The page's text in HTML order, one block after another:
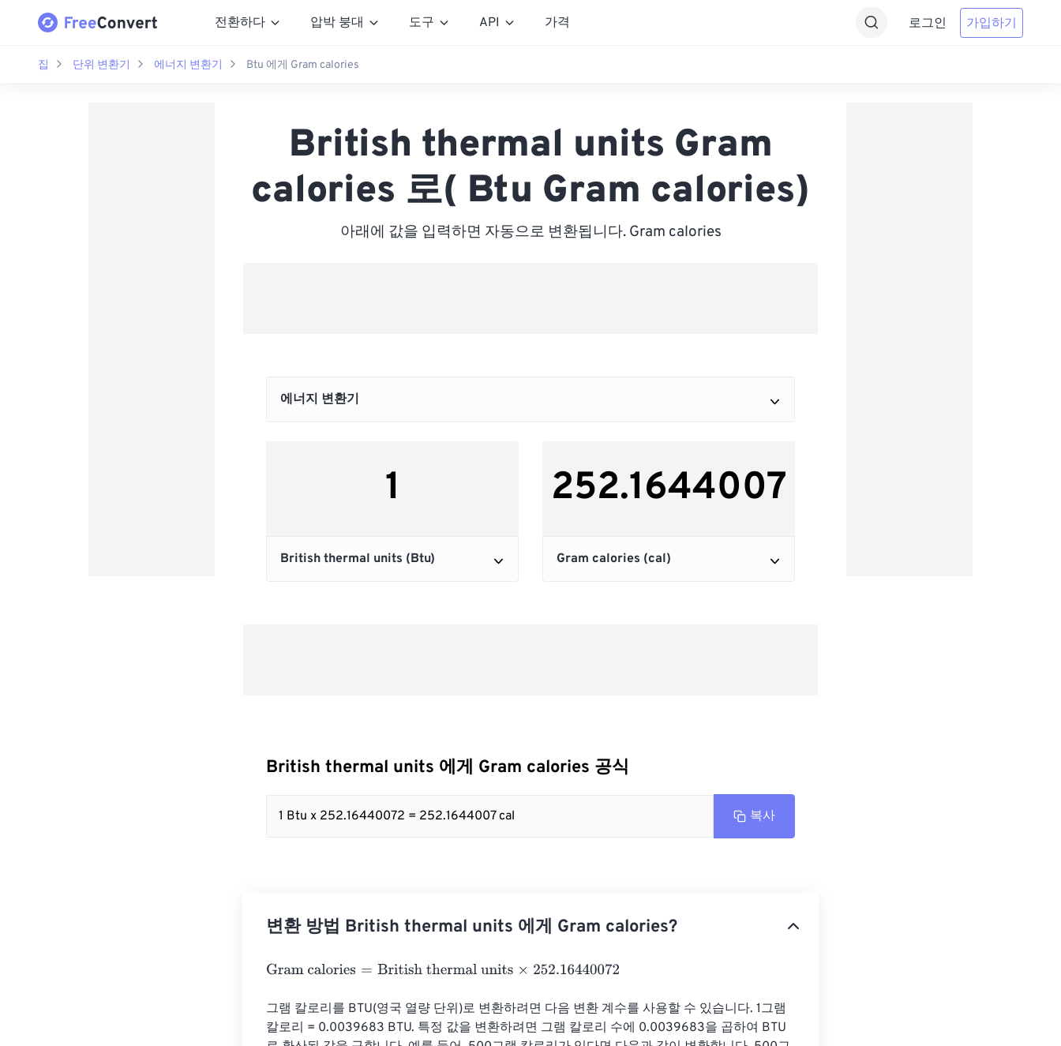
전환하다 압박 붕대 도구 API 가격 로그인 가입하기
집 단위 변환기 에너지 변환기 Btu 에게 Gram calories
British thermal units Gram
calories 로( Btu Gram calories)
아래에 값을 입력하면 자동으로 변환됩니다. Gram calories
British thermal units 에게 Gram calories 공식
1 Btu x 252.16440072 = 252.1644007 cal 복사
변환 방법 British thermal units 에게 Gram calories?
Gram calories=British thermal units× 252.16440072
그램 칼로리를 BTU(영국 열량 단위)로 변환하려면 다음 변환 계수를 사용할 수 있습니다. 1그램
칼로리 = 0.0039683 BTU. 특정 값을 변환하려면 그램 칼로리 수에 0.0039683을 곱하여 BTU